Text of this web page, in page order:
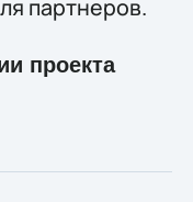
партнеров.
проекта